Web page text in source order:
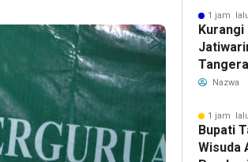
1 jam
Kurangi
TPS3R
Nazwa
1 jam
Bupati
Wisuda